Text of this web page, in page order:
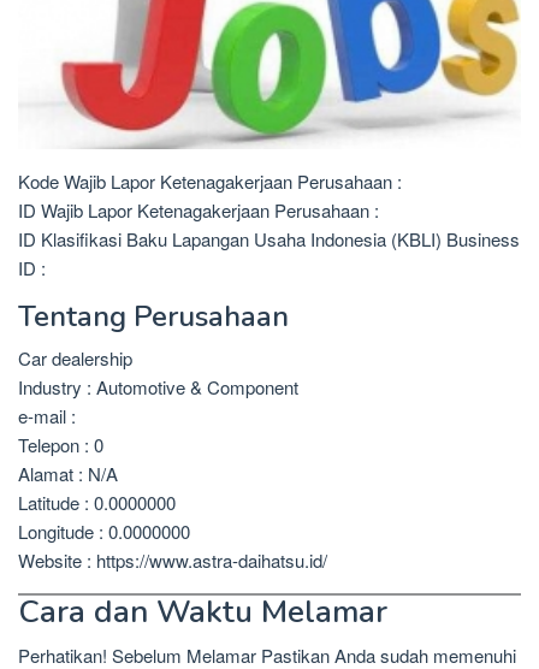
Kode Wajib Lapor Ketenagakerjaan Perusahaan :
ID Wajib Lapor Ketenagakerjaan Perusahaan :
ID Klasifikasi Baku Lapangan Usaha Indonesia (KBLI) Business
ID :
Tentang Perusahaan
Car dealership
Industry : Automotive & Component
e-mail :
Telepon : 0
Alamat : N/A
Latitude : 0.0000000
Longitude : 0.0000000
Website : https://www.astra-daihatsu.id/
Cara dan Waktu Melamar
Perhatikan! Sebelum Melamar Pastikan Anda sudah memenuhi